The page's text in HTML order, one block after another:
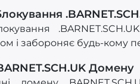
і забороняє будь-кому
Домену